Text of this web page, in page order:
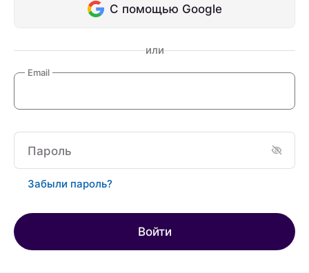
С помощью Google
или
Email
Пароль
Забыли пароль?
Войти